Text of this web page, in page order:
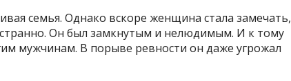
семья. Однако вскоре женщина стала замечать,
Он был замкнутым и нелюдимым. И к тому
мужчинам. В порыве ревности он даже угрожал